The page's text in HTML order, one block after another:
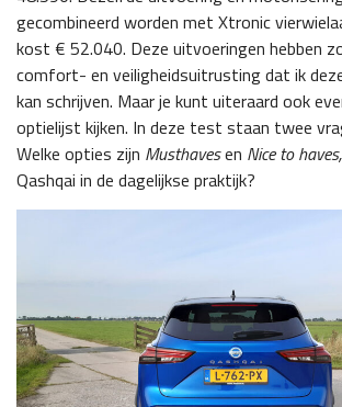
gecombineerd worden met Xtronic
kost € 52.040. Deze uitvoeringen hebben
comfort- en veiligheidsuitrusting dat ik
kan schrijven. Maar je kunt uiteraard ook
optielijst kijken. In deze test staan twee
Welke opties zijn Musthavesen Nice to haves,
Qashqai in de dagelijkse praktijk?